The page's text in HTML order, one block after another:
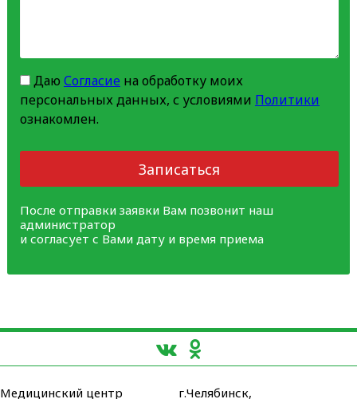
Даю Согласиена обработку моих
персональных данных, с условиями Политики
ознакомлен.
Записаться
После отправки заявки Вам позвонит наш
администратор
и согласует с Вами дату и время приема
Медицинский центр г.Челябинск,